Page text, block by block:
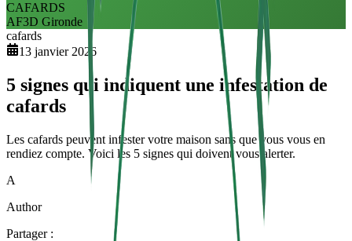
CAFARDS
AF3D Gironde
cafards
13 janvier 2026
5 signes qui indiquent une infestation de
cafards
Les cafards peuvent infester votre maison sans que vous vous en
rendiez compte. Voici les 5 signes qui doivent vous alerter.
A
Author
Partager :